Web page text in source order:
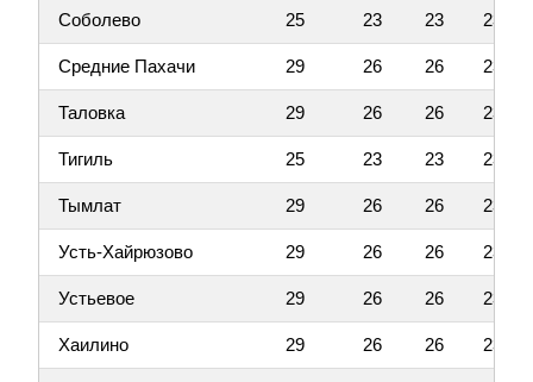
Соболево 25 23 23 23
Средние Пахачи 29 26 26 23
Таловка 29 26 26 23
Тигиль 25 23 23 23
Тымлат 29 26 26 23
Усть-Хайрюзово 29 26 26 23
Устьевое 29 26 26 23
Хаилино 29 26 26 23